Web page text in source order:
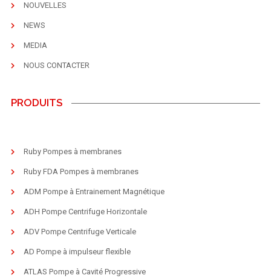
NOUVELLES
NEWS
MEDIA
NOUS CONTACTER
PRODUITS
Ruby Pompes à membranes
Ruby FDA Pompes à membranes
ADM Pompe à Entrainement Magnétique
ADH Pompe Centrifuge Horizontale
ADV Pompe Centrifuge Verticale
AD Pompe à impulseur flexible
ATLAS Pompe à Cavité Progressive